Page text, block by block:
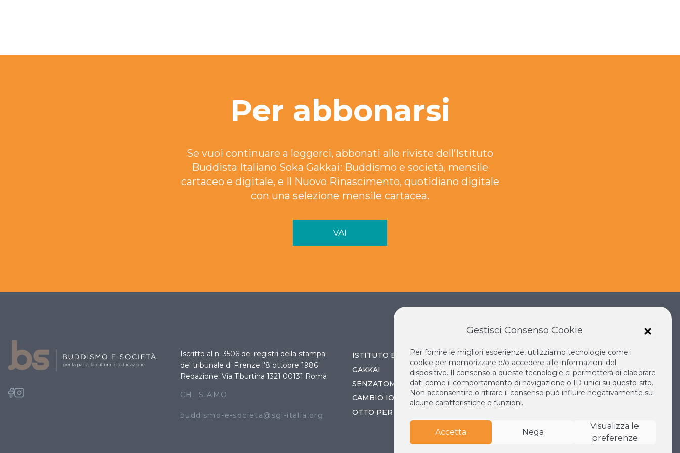
Per abbonarsi
Se vuoi continuare a leggerci, abbonati alle riviste dell’Istituto
Buddista Italiano Soka Gakkai: Buddismo e società, mensile
cartaceo e digitale, e Il Nuovo Rinascimento, quotidiano digitale
con una selezione mensile cartacea.
VAI
Iscritto al n. 3506 dei registri della stampa
del tribunale di Firenze l’8 ottobre 1986
Redazione: Via Tiburtina 1321 00131 Roma
CHI SIAMO
buddismo-e-societa@sgi-italia.org
ISTITUTO BUDDISTA ITALIANO SOKA
GAKKAI
SENZATOMICA
CAMBIO IO / CAMBIA IL MONDO
OTTO PER MILLE
IL NUOVO RINASCIMENTO
IL VOLO CONTINUO
LA BIBLIOTECA DI NICHIREN
ESPERIA
Gestisci Consenso Cookie
Per fornire le migliori esperienze, utilizziamo tecnologie come i
cookie per memorizzare e/o accedere alle informazioni del
dispositivo. Il consenso a queste tecnologie ci permetterà di elaborare
dati come il comportamento di navigazione o ID unici su questo sito.
Non acconsentire o ritirare il consenso può influire negativamente su
alcune caratteristiche e funzioni.
Accetta Nega
Visualizza le
preferenze